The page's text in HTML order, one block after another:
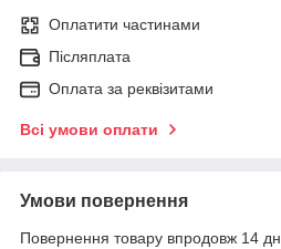
Оплатити частинами
Післяплата
Оплата за реквізитами
Всі умови оплати
Умови повернення
Повернення товару впродовж 14